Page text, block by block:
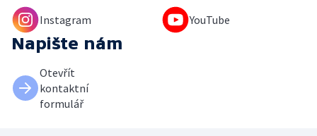
Instagram YouTube
Napište nám
Otevřít
kontaktní
formulář